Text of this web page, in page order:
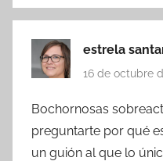
estrela
16 de octubre
Bochornosas
preguntarte por qué
un guión al que lo